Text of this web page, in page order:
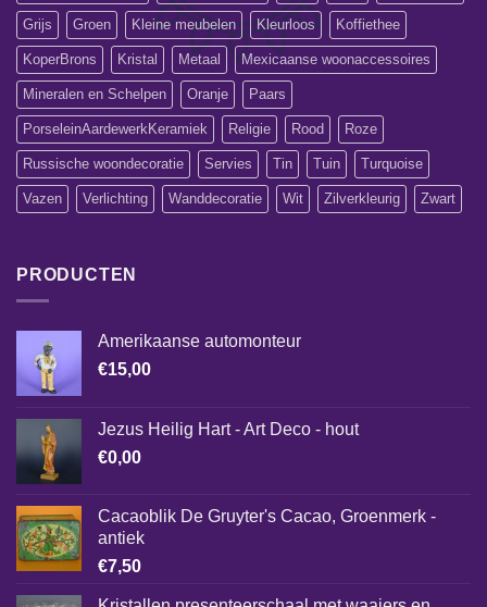
Grijs Groen Kleine meubelen Kleurloos Koffiethee
KoperBrons Kristal Metaal Mexicaanse woonaccessoires
Mineralen en Schelpen Oranje Paars
PorseleinAardewerkKeramiek Religie Rood Roze
Russische woondecoratie Servies Tin Tuin Turquoise
Vazen Verlichting Wanddecoratie Wit Zilverkleurig Zwart
PRODUCTEN
Amerikaanse automonteur
€15,00
Jezus Heilig Hart - Art Deco - hout
€0,00
Cacaoblik De Gruyter's Cacao, Groenmerk -
antiek
€7,50